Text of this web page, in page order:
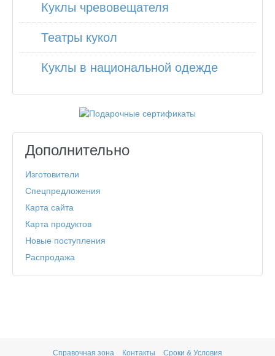
Куклы чревовещателя
Театры кукол
Куклы в национальной одежде
Дополнительно
Изготовители
Спецпредложения
Карта сайта
Карта продуктов
Новые поступления
Распродажа
Справочная зона Контакты Сроки & Условия